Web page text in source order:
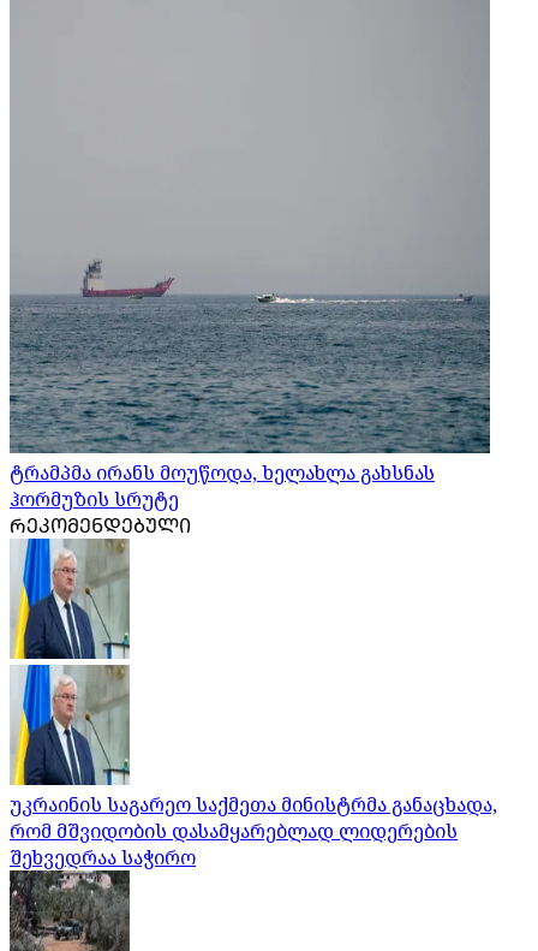
ტრამპმა ირანს მოუწოდა, ხელახლა გახსნას
ჰორმუზის სრუტე
ᲠᲔᲙᲝᲛᲔᲜᲓᲔᲑᲣᲚᲘ
უკრაინის საგარეო საქმეთა მინისტრმა განაცხადა,
რომ მშვიდობის დასამყარებლად ლიდერების
შეხვედრაა საჭირო